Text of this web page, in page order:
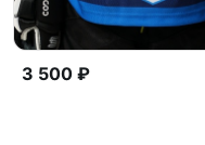
3 500 ₽